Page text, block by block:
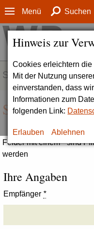
Hinweis zur
Cookies erleichtern
Mit der Nutzung
einverstanden, dass
Informationen zum
folgenden Link:
Erlauben Ablehnen
Menü Suchen
SERVICE
Seite
Felder mit einem * sind
werden
Ihre Angaben
Empfänger *